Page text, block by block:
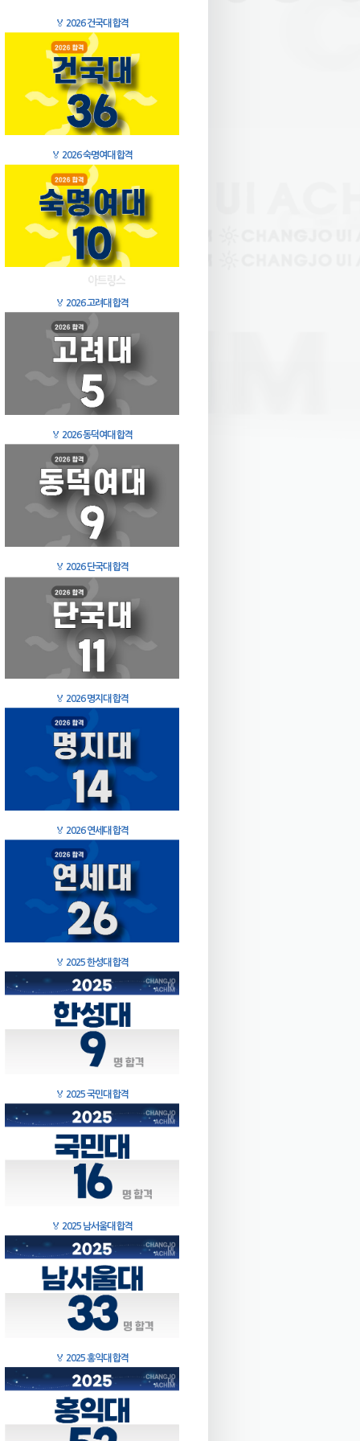
🏅 2026 건국대 합격
🏅 2026 숙명여대 합격
🏅 2026 고려대 합격
🏅 2026 동덕여대 합격
🏅 2026 단국대 합격
🏅 2026 명지대 합격
🏅 2026 연세대 합격
🏅 2025 한성대 합격
🏅 2025 국민대 합격
🏅 2025 남서울대 합격
🏅 2025 홍익대 합격